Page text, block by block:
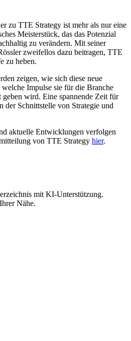
zu TTE Strategy ist mehr als nur eine
Meisterstück, das das Potenzial
zu verändern. Mit seiner
zweifellos dazu beitragen, TTE
zu heben.
zeigen, wie sich diese neue
Impulse sie für die Branche
geben wird. Eine spannende Zeit für
der Schnittstelle von Strategie und
aktuelle Entwicklungen verfolgen
von TTE Strategy hier.
mit KI-Unterstützung.
Nähe.